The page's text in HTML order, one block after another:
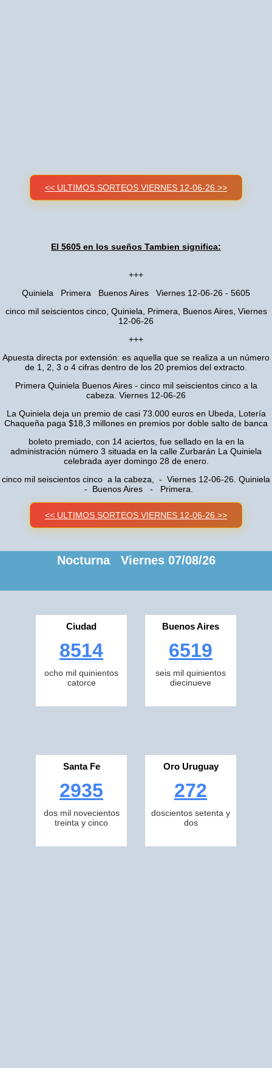
<< ULTIMOS SORTEOS VIERNES 12-06-26 >>
El 5605 en los sueños Tambien significa:
+++
Quiniela Primera Buenos Aires Viernes 12-06-26 - 5605
cinco mil seiscientos cinco, Quiniela, Primera, Buenos Aires, Viernes
12-06-26
+++
Apuesta directa por extensión: es aquella que se realiza a un número
de 1, 2, 3 o 4 cifras dentro de los 20 premios del extracto.
Primera Quiniela Buenos Aires - cinco mil seiscientos cinco a la
cabeza. Viernes 12-06-26
La Quiniela deja un premio de casi 73.000 euros en Ubeda, Lotería
Chaqueña paga $18,3 millones en premios por doble salto de banca
boleto premiado, con 14 aciertos, fue sellado en la en la
administración número 3 situada en la calle Zurbarán La Quiniela
celebrada ayer domingo 28 de enero.
cinco mil seiscientos cinco a la cabeza, - Viernes 12-06-26. Quiniela
- Buenos Aires - Primera.
<< ULTIMOS SORTEOS VIERNES 12-06-26 >>
Nocturna Viernes 07/08/26
Ciudad
8514
ocho mil quinientos
catorce
Buenos Aires
6519
seis mil quinientos
diecinueve
Santa Fe
2935
dos mil novecientos
treinta y cinco
Oro Uruguay
272
doscientos setenta y
dos